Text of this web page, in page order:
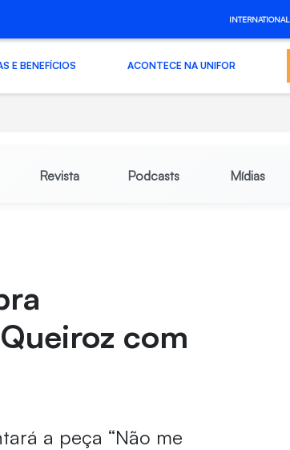
INTERNATIONAL
E BENEFÍCIOS ACONTECE NA UNIFOR
Revista Podcasts Mídias
com
a peça “Não me